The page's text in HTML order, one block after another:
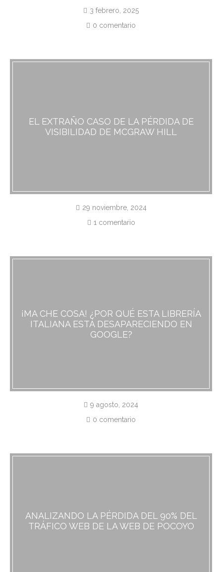
3 febrero, 2025
0 comentario
EL EXTRAÑO CASO DE LA PÉRDIDA DE
VISIBILIDAD DE MCGRAW HILL
29 noviembre, 2024
1 comentario
¡MA CHE COSA! ¿POR QUÉ ESTA LIBRERÍA
ITALIANA ESTÁ DESAPARECIENDO EN
GOOGLE?
9 agosto, 2024
0 comentario
ANALIZANDO LA PÉRDIDA DEL 90% DEL
TRÁFICO WEB DE LA WEB DE POCOYO